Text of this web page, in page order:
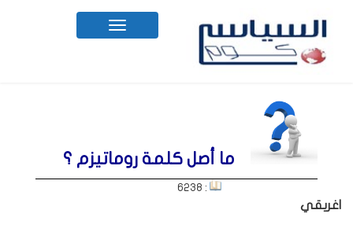
Toggle
navigation
ما أصل كلمة روماتيزم ؟
: 6238
اغريقي